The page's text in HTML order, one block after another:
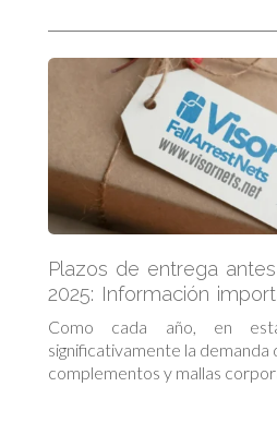
Plazos de entrega
2025: Información
clientes
Como cada año, en
significativamente la demanda
complementos y mallas